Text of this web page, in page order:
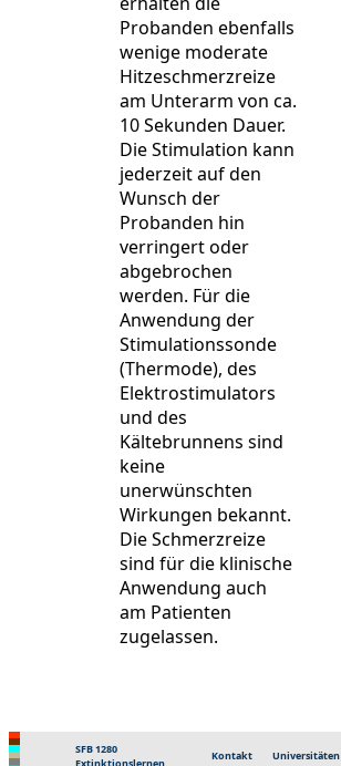
Probanden ebenfalls
wenige moderate
Hitzeschmerzreize
am Unterarm von ca.
10 Sekunden Dauer.
Die Stimulation kann
jederzeit auf den
Wunsch der
Probanden hin
verringert oder
abgebrochen
werden. Für die
Anwendung der
Stimulationssonde
(Thermode), des
Elektrostimulators
und des
Kältebrunnens sind
keine
unerwünschten
Wirkungen bekannt.
Die Schmerzreize
sind für die klinische
Anwendung auch
am Patienten
zugelassen.
SFB 1280
Extinktionslernen
Kontakt
Universitäten